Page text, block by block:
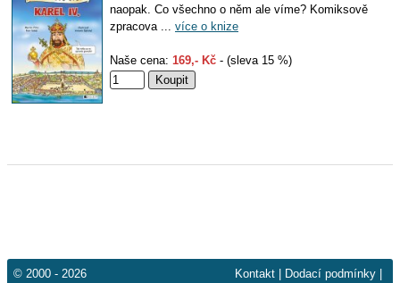
naopak. Co všechno o něm ale víme? Komiksově
zpracova ... více o knize
Naše cena: 169,- Kč - (sleva 15 %)
© 2000 - 2026
Kontakt Dodací podmínky